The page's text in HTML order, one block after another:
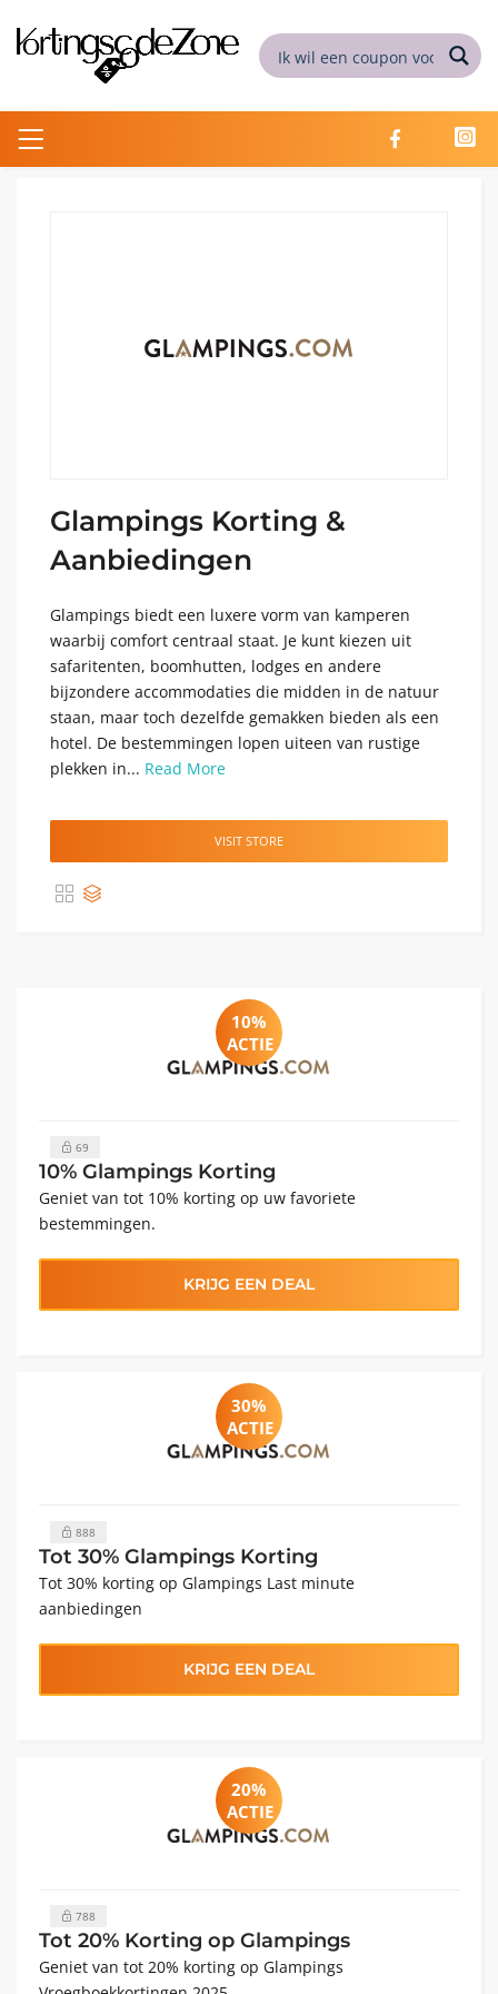
Glampings Korting &
Aanbiedingen
Glampings biedt een luxere vorm van kamperen
waarbij comfort centraal staat. Je kunt kiezen uit
safaritenten, boomhutten, lodges en andere
bijzondere accommodaties die midden in de natuur
staan, maar toch dezelfde gemakken bieden als een
hotel. De bestemmingen lopen uiteen van rustige
plekken in... Read More
VISIT STORE
10%
ACTIE
69
10% Glampings Korting
Geniet van tot 10% korting op uw favoriete
bestemmingen.
KRIJG EEN DEAL
30%
ACTIE
888
Tot 30% Glampings Korting
Tot 30% korting op Glampings Last minute
aanbiedingen
KRIJG EEN DEAL
20%
ACTIE
788
Tot 20% Korting op Glampings
Geniet van tot 20% korting op Glampings